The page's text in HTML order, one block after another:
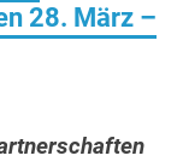
28. März –